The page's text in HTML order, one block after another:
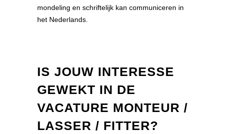
mondeling en schriftelijk kan communiceren in
het Nederlands.
IS JOUW INTERESSE
GEWEKT IN DE
VACATURE MONTEUR /
LASSER / FITTER?